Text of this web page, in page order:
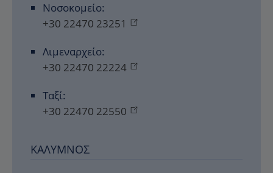
Νοσοκομείο:
+30 22470 23251
Λιμεναρχείο:
+30 22470 22224
Ταξί:
+30 22470 22550
ΚΆΛΥΜΝΟΣ